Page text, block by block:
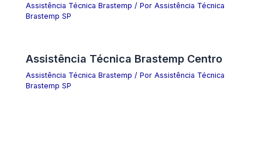
Assistência Técnica Brastemp / PorAssistência Técnica
Brastemp SP
Assistência Técnica Brastemp Centro
Assistência Técnica Brastemp / PorAssistência Técnica
Brastemp SP